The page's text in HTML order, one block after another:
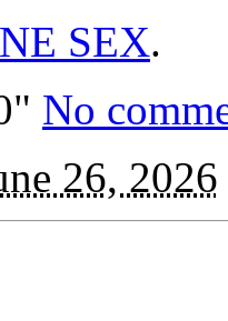
SEX.
No
26, 2026